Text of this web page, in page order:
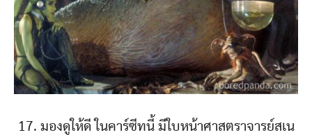
17. มองดูให้ดี ในคาร์ซีทนี้ มีใบหน้าศาสตราจารย์สเน